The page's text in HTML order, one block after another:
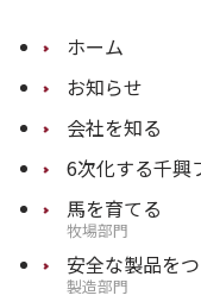
ホーム
お知らせ
会社を知る
6次化する千興
馬を育てる
牧場部門
安全な製品を
製造部門